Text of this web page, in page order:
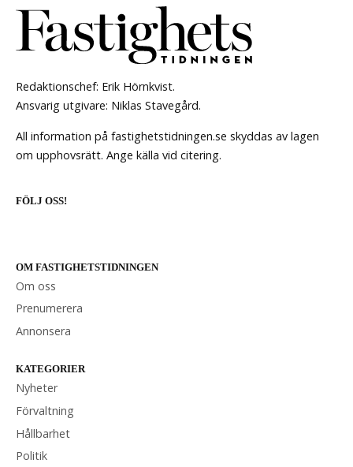
Redaktionschef: Erik Hörnkvist.
Ansvarig utgivare: Niklas Stavegård.
All information på fastighetstidningen.se skyddas av lagen
om upphovsrätt. Ange källa vid citering.
FÖLJ OSS!
OM FASTIGHETSTIDNINGEN
Om oss
Prenumerera
Annonsera
KATEGORIER
Nyheter
Förvaltning
Hållbarhet
Politik